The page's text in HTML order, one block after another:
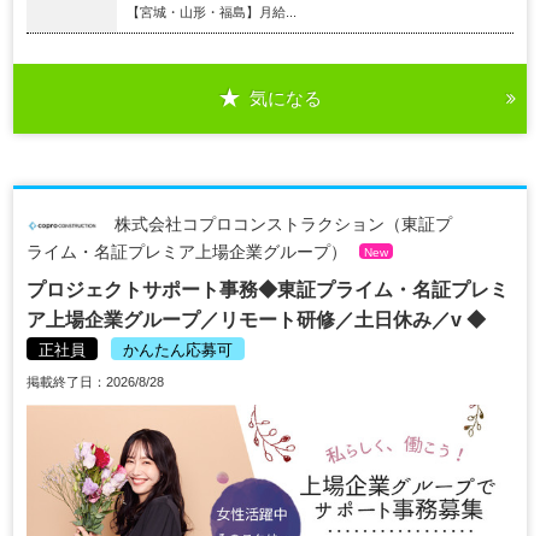
【宮城・山形・福島】月給...
気になる
株式会社コプロコンストラクション（東証プ
ライム・名証プレミア上場企業グループ）
New
プロジェクトサポート事務◆東証プライム・名証プレミ
ア上場企業グループ／リモート研修／土日休み／v ◆
正社員 かんたん応募可
掲載終了日：2026/8/28